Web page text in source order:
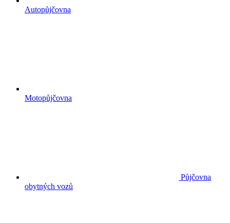
Autopůjčovna
Motopůjčovna
Půjčovna
obytných vozů